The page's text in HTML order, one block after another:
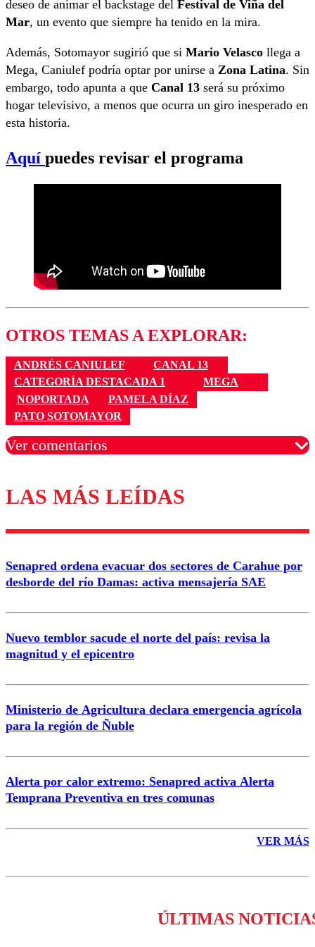
deseo de animar el backstage del Festival de Viña del
Mar, un evento que siempre ha tenido en la mira.
Además, Sotomayor sugirió que si Mario Velasco llega a
Mega, Caniulef podría optar por unirse a Zona Latina. Sin
embargo, todo apunta a que Canal 13 será su próximo
hogar televisivo, a menos que ocurra un giro inesperado en
esta historia.
Aquí puedes revisar el programa
OTROS TEMAS A EXPLORAR:
ANDRÉS CANIULEF
CANAL 13
CATEGORÍA DESTACADA 1
MEGA
NOPORTADA
PAMELA DÍAZ
PATO SOTOMAYOR
Ver comentarios
Los comentarios son moderados para garantizar un
diálogo respetuoso.
Correo
LAS MÁS LEÍDAS
Senapred ordena evacuar dos sectores de Carahue por
desborde del río Damas: activa mensajería SAE
Nuevo temblor sacude el norte del país: revisa la
magnitud y el epicentro
Ministerio de Agricultura declara emergencia agrícola
para la región de Ñuble
Alerta por calor extremo: Senapred activa Alerta
Temprana Preventiva en tres comunas
VER MÁS
ÚLTIMAS